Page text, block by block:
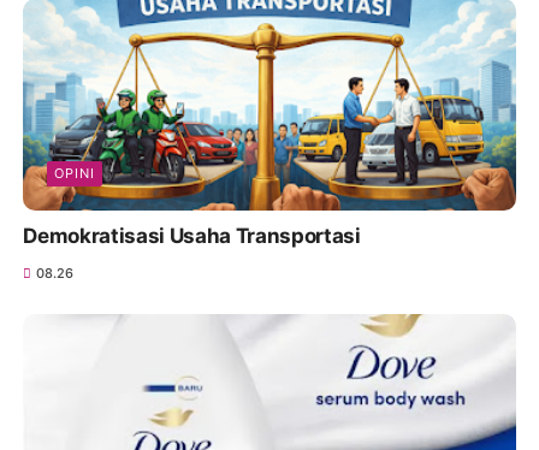
OPINI
Demokratisasi Usaha Transportasi
08.26